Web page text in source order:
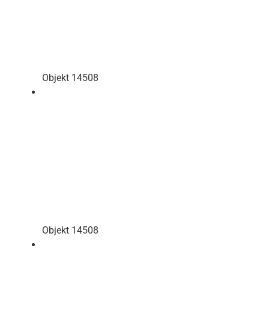
Objekt 14508
Objekt 14508